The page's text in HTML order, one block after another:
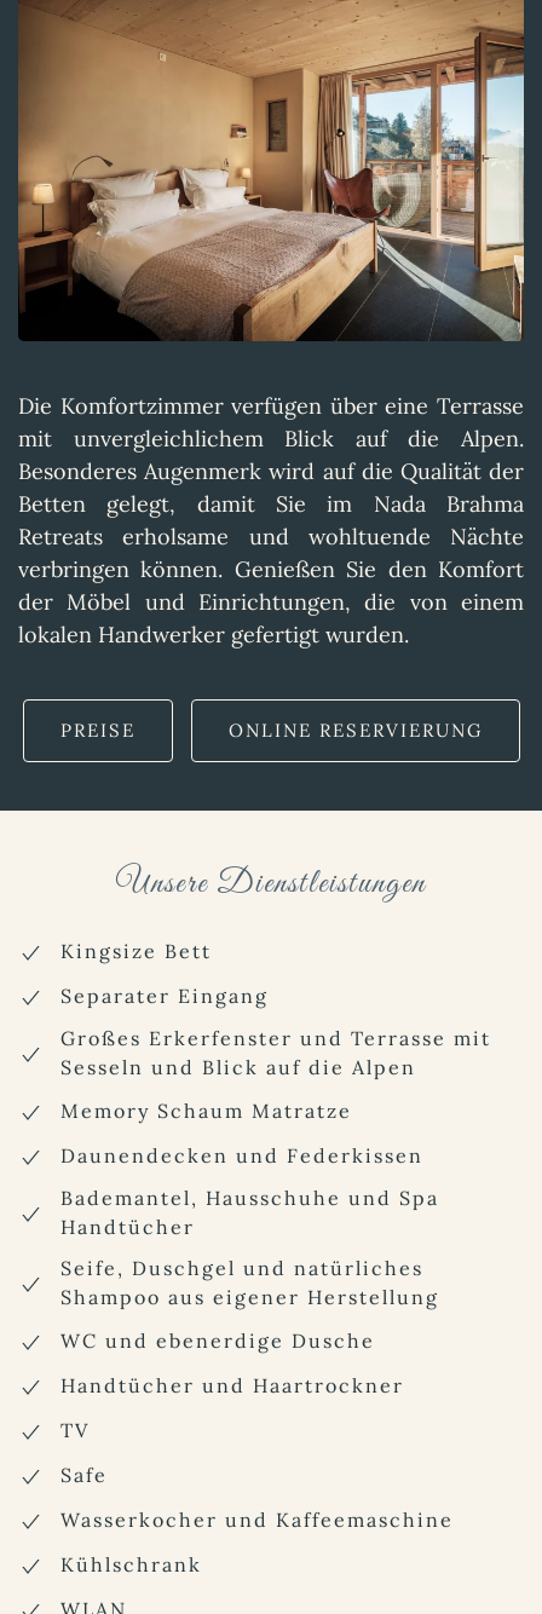
Die Komfortzimmer verfügen über eine Terrasse
mit unvergleichlichem Blick auf die Alpen.
Besonderes Augenmerk wird auf die Qualität der
Betten gelegt, damit Sie im Nada Brahma
Retreats erholsame und wohltuende Nächte
verbringen können. Genießen Sie den Komfort
der Möbel und Einrichtungen, die von einem
lokalen Handwerker gefertigt wurden.
PREISE ONLINE RESERVIERUNG
Unsere Dienstleistungen
Kingsize Bett
Separater Eingang
Großes Erkerfenster und Terrasse mit
Sesseln und Blick auf die Alpen
Memory Schaum Matratze
Daunendecken und Federkissen
Bademantel, Hausschuhe und Spa
Handtücher
Seife, Duschgel und natürliches
Shampoo aus eigener Herstellung
WC und ebenerdige Dusche
Handtücher und Haartrockner
TV
Safe
Wasserkocher und Kaffeemaschine
Kühlschrank
WLAN